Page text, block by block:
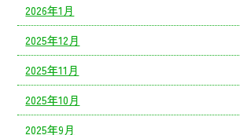
2026年1月
2025年12月
2025年11月
2025年10月
2025年9月